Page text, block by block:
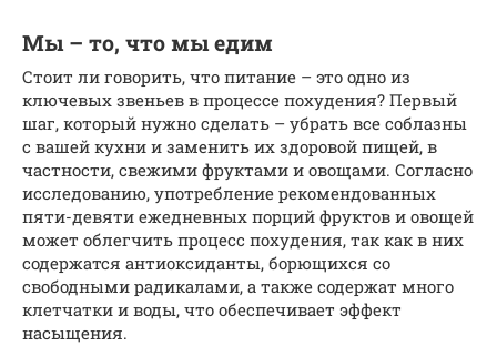
Мы – то, что мы едим
Стоит ли говорить, что питание – это одно из
ключевых звеньев в процессе похудения? Первый
шаг, который нужно сделать – убрать все соблазны
с вашей кухни и заменить их здоровой пищей, в
частности, свежими фруктами и овощами. Согласно
исследованию, употребление рекомендованных
пяти-девяти ежедневных порций фруктов и овощей
может облегчить процесс похудения, так как в них
содержатся антиоксиданты, борющихся со
свободными радикалами, а также содержат много
клетчатки и воды, что обеспечивает эффект
насыщения.